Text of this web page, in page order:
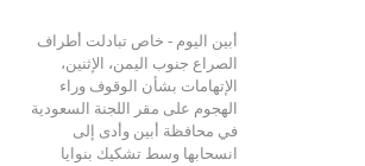
أبين اليوم - خاص تبادلت أطراف
الصراع جنوب اليمن، الإثنين،
الإتهامات بشأن الوقوف وراء
الهجوم على مقر اللجنة السعودية
في محافظة أبين وأدى إلى
انسحابها وسط تشكيك بنوايا